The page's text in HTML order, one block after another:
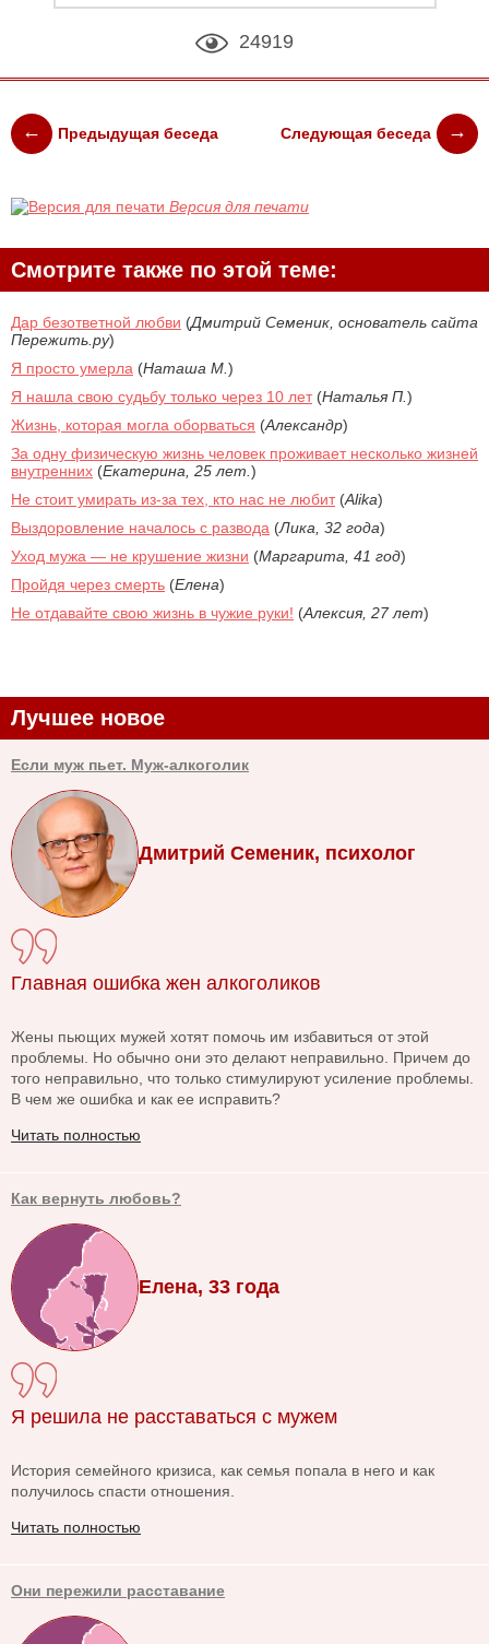
24919
Предыдущая беседа Следующая беседа
Версия для печати
Смотрите также по этой теме:
Дар безответной любви (Дмитрий Семеник, основатель сайта
Пережить.ру)
Я просто умерла (Наташа М. )
Я нашла свою судьбу только через 10 лет(Наталья П. )
Жизнь, которая могла оборваться (Александр)
За одну физическую жизнь человек проживает несколько жизней
внутренних (Екатерина, 25 лет. )
Не стоит умирать из-за тех, кто нас не любит(Alika)
Выздоровление началось с развода (Лика, 32 года)
Уход мужа — не крушение жизни (Маргарита, 41 год)
Пройдя через смерть (Елена)
Не отдавайте свою жизнь в чужие руки! (Алексия, 27 лет)
Лучшее новое
Если муж пьет. Муж-алкоголик
Дмитрий Семеник, психолог
Главная ошибка жен алкоголиков
Жены пьющих мужей хотят помочь им избавиться от этой
проблемы. Но обычно они это делают неправильно. Причем до
того неправильно, что только стимулируют усиление проблемы.
В чем же ошибка и как ее исправить?
Читать полностью
Как вернуть любовь?
Елена, 33 года
Я решила не расставаться с мужем
История семейного кризиса, как семья попала в него и как
получилось спасти отношения.
Читать полностью
Они пережили расставание